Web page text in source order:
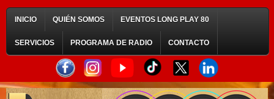
INICIO QUIÉN SOMOS EVENTOS LONG PLAY 80
SERVICIOS PROGRAMA DE RADIO CONTACTO